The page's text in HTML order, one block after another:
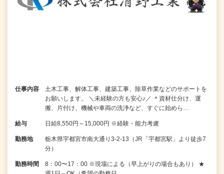
仕事内容
土木工事、解体工事、建築工事、除草作業などのサポートを
お願いします。 ＼未経験の方も安心♪／ ＊資材仕分け、運
搬、片付け、機械や車両の洗浄など、すぐに始めら…
給与 日給8,550円～15,000円 ※経験・能力考慮
勤務地
栃木県宇都宮市南大通り3-2-13（JR「宇都宮駅」より徒歩7
分）
勤務時間
8：00〜17：00 ※現場による（早上がりの場合もあり） ★